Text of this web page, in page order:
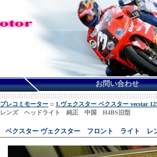
お問い合わせ
プレコミモーター :: 1.ヴェクスター ベクスター vecstar
レンズ ヘッドライト 純正 中国 H4BS旧型
ベクスター ヴェクスター フロント ライト